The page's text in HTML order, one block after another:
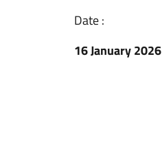
Date :
16 January 2026